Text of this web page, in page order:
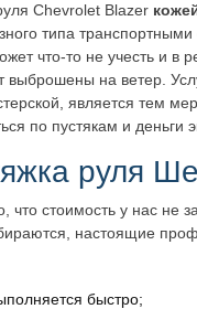
Chevrolet Blazer
типа
что-то не учесть и в
выброшены на ветер.
является тем
по пустякам и деньги
руля
что стоимость у нас не
настоящие
быстро;